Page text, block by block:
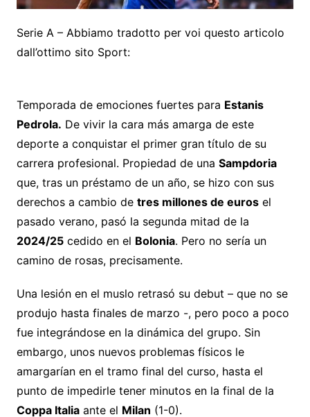
Serie A – Abbiamo tradotto per voi questo articolo
dall’ottimo sito Sport:
Temporada de emociones fuertes para Estanis
Pedrola. De vivir la cara más amarga de este
deporte a conquistar el primer gran título de su
carrera profesional. Propiedad de una Sampdoria
que, tras un préstamo de un año, se hizo con sus
derechos a cambio de tres millones de eurosel
pasado verano, pasó la segunda mitad de la
2024/25cedido en el Bolonia. Pero no sería un
camino de rosas, precisamente.
Una lesión en el muslo retrasó su debut – que no se
produjo hasta finales de marzo -, pero poco a poco
fue integrándose en la dinámica del grupo. Sin
embargo, unos nuevos problemas físicos le
amargarían en el tramo final del curso, hasta el
punto de impedirle tener minutos en la final de la
Coppa Italiaante el Milan (1-0).